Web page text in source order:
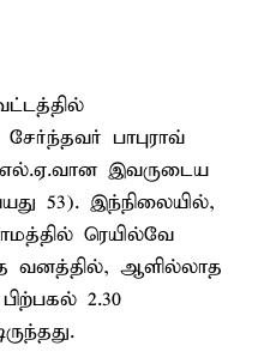
பாபுராவ்
இவருடைய
53). இந்நிலையில்,
ரெயில்வே
வனத்தில், ஆளில்லாத
2.30